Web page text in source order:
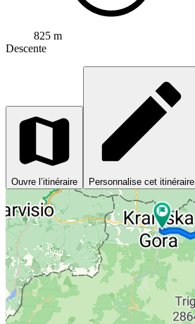
825 m
Descente
Ouvre l’itinéraire Personnalise cet itinéraire